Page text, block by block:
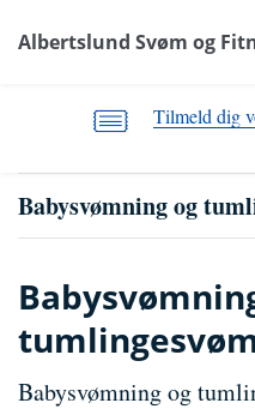
Albertslund Svøm og
Tilmeld dig
Babysvømning og
Babysvømning og